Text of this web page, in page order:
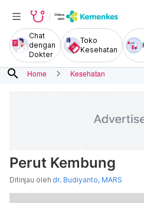
Chat
dengan
Dokter
Toko
Kesehatan
search Home Kesehatan
Perut Kembung
Ditinjau oleh dr. Budiyanto, MARS